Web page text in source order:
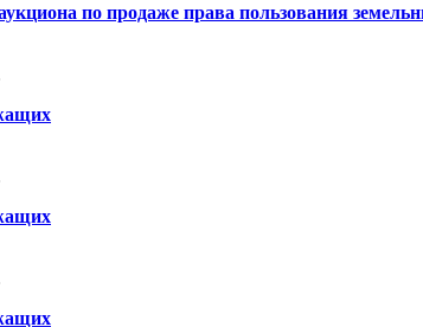
по продаже права пользования